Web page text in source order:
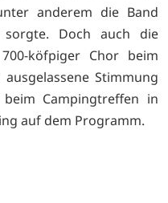
anderem die Band
sorgte. Doch auch die
köfpiger Chor beim
Stimmung
Campingtreffen in
auf dem Programm.